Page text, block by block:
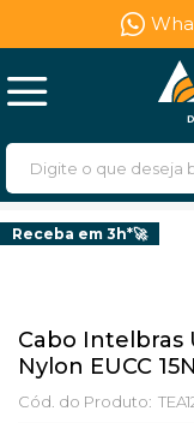
Cabo Intelbras
Nylon EUCC
Cód. do Produto:
Receba em 3h*🚀